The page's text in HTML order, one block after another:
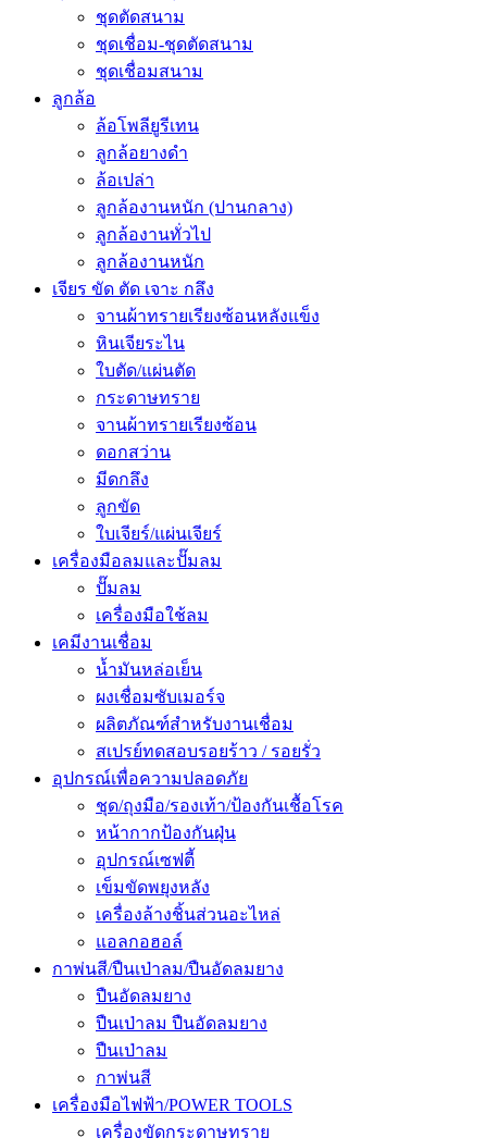
ชุดตัดสนาม
ชุดเชื่อม-ชุดตัดสนาม
ชุดเชื่อมสนาม
ลูกล้อ
ล้อโพลียูรีเทน
ลูกล้อยางดำ
ล้อเปล่า
ลูกล้องานหนัก (ปานกลาง)
ลูกล้องานทั่วไป
ลูกล้องานหนัก
เจียร ขัด ตัด เจาะ กลึง
จานผ้าทรายเรียงซ้อนหลังแข็ง
หินเจียระไน
ใบตัด/แผ่นตัด
กระดาษทราย
จานผ้าทรายเรียงซ้อน
ดอกสว่าน
มีดกลึง
ลูกขัด
ใบเจียร์/แผ่นเจียร์
เครื่องมือลมและปั๊มลม
ปั๊มลม
เครื่องมือใช้ลม
เคมีงานเชื่อม
น้ำมันหล่อเย็น
ผงเชื่อมซับเมอร์จ
ผลิตภัณฑ์สำหรับงานเชื่อม
สเปรย์ทดสอบรอยร้าว / รอยรั่ว
อุปกรณ์เพื่อความปลอดภัย
ชุด/ถุงมือ/รองเท้า/ป้องกันเชื้อโรค
หน้ากากป้องกันฝุ่น
อุปกรณ์เซฟตี้
เข็มขัดพยุงหลัง
เครื่องล้างชิ้นส่วนอะไหล่
แอลกอฮอล์
กาพ่นสี/ปืนเป่าลม/ปืนอัดลมยาง
ปืนอัดลมยาง
ปืนเป่าลม ปืนอัดลมยาง
ปืนเป่าลม
กาพ่นสี
เครื่องมือไฟฟ้า/POWER TOOLS
เครื่องขัดกระดาษทราย